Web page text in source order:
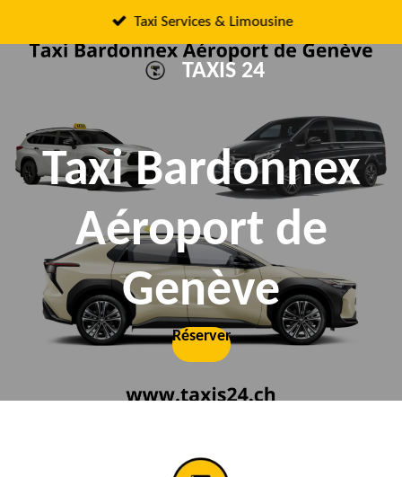
au
TAXIS 24
Taxi Services & Limousine
Taxi Bardonnex
Aéroport de
Genève
Réserver